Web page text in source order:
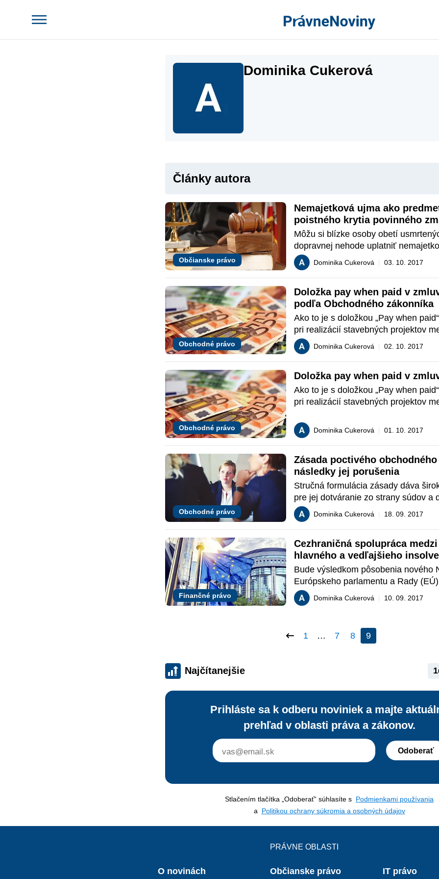
Dominika Cukerová
Články autora
Občianske právo
Nemajetková ujma ako
poistného krytia povinného
poistenia
Môžu si blízke osoby obetí
dopravnej nehode uplatniť
poisťovni v rámci povinného
poistenia? Odpoveď prináša
Ústavného súdu SR zo dňa
ÚS 666/2016. Výborne spracované
stojí za prečítanie – pomôže aj ako
pomôcka praktickej aplikácie práva
vnútroštátnymi orgánmi!
Dominika Cukerová 03. 10. 2017
Obchodné právo
Doložka pay when paid v
podľa Obchodného zákonníka
Ako to je s doložkou „Pay when
pri realizácií stavebných projektov
objednávateľom a zhotoviteľom v
o dielo v slovenskom právnom
tento trend v slovenskom
zareagovala právne aplikačná prax?
Dominika Cukerová 02. 10. 2017
Obchodné právo
Doložka pay when paid v
Ako to je s doložkou „Pay when
pri realizácií stavebných projektov
o dielo v slovenskom právnom
tento trend v slovenskom stavebníctve
zareagovala právne aplikačná prax?
Dominika Cukerová 01. 10. 2017
Obchodné právo
Zásada poctivého
následky jej porušenia
Stručná formulácia zásady dáva
pre jej dotváranie zo strany súdov a
Praktické používanie zásady
obchodného styku so sebou prinieslo
zaujímavých otázok.
Dominika Cukerová 18. 09. 2017
Finančné právo
Cezhraničná spolupráca
hlavného a vedľajšieho
konania.
Bude výsledkom pôsobenia nového
Európskeho parlamentu a Rady
zo dňa 20. mája 2015 efektívnejšia
medzi správcami hlavného a
sankčný mechanizmus pre prípady,
správcovia úmyselne nespolupracujú
Dominika Cukerová 10. 09. 2017
1 … 7 8 9
Najčítanejšie
Prihláste sa k odberu noviniek a majte
prehľad v oblasti práva a zákonov.
Odoberať
Stlačením tlačítka „Odoberať“ súhlasíte s Podmienkami používania
a Politikou ochrany súkromia a osobných údajov
O novinách
PRÁVNE OBLASTI
Občianske právo IT právo